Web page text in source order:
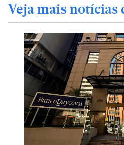
Veja mais notícias